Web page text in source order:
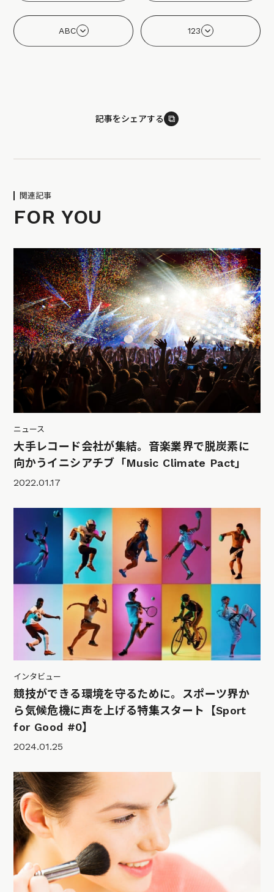
ABC 123
記事をシェアする ⧉
関連記事
FOR YOU
ニュース
大手レコード会社が集結。音楽業界で脱炭素に
向かうイニシアチブ「Music Climate Pact」
2022.01.17
インタビュー
競技ができる環境を守るために。スポーツ界か
ら気候危機に声を上げる特集スタート【Sport
for Good #0】
2024.01.25